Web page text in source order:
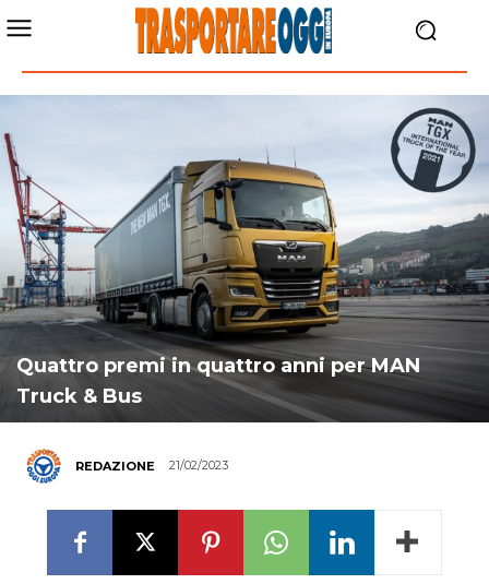
Quattro premi in quattro anni per MAN
Truck & Bus
REDAZIONE 21/02/2023